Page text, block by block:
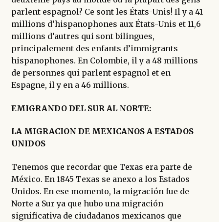
parlent espagnol? Ce sont les États-Unis! Il y a 41
millions d’hispanophones aux États-Unis et 11,6
millions d’autres qui sont bilingues,
principalement des enfants d’immigrants
hispanophones. En Colombie, il y a 48 millions
de personnes qui parlent espagnol et en
Espagne, il y en a 46 millions.
EMIGRANDO DEL SUR AL NORTE:
LA MIGRACION DE MEXICANOS A ESTADOS
UNIDOS
Tenemos que recordar que Texas era parte de
México. En 1845 Texas se anexo a los Estados
Unidos. En ese momento, la migración fue de
Norte a Sur ya que hubo una migración
significativa de ciudadanos mexicanos que